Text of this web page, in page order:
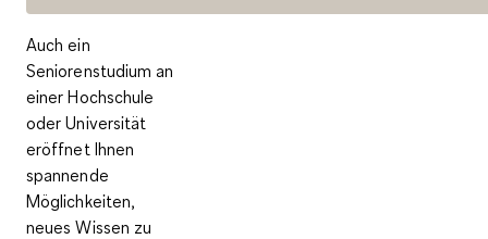
Auch ein
Seniorenstudium an
einer Hochschule
oder Universität
eröffnet Ihnen
spannende
Möglichkeiten,
neues Wissen zu